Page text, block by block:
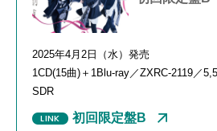
2025年4月2日（水）発売
1CD(15曲) ＋ 1Blu-ray ／ZXRC-2119 ／
SDR
初回限定盤B